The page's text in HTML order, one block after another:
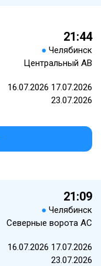
21:44
● Челябинск
Центральный АВ
16.07.2026 17.07.2026
23.07.2026
21:09
● Челябинск
Северные ворота АС
16.07.2026 17.07.2026
23.07.2026